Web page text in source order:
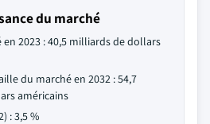
du marché
2023 : 40,5 milliards de dollars
du marché en 2032 : 54,7
américains
: 3,5 %